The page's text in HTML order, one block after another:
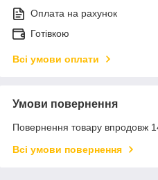
Оплата на рахунок
Готівкою
Всі умови оплати
Умови повернення
Повернення товару впродовж
Всі умови повернення